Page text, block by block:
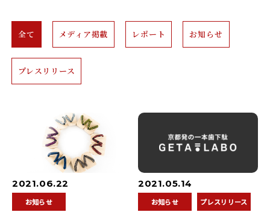
全て メディア掲載 レポート お知らせ
プレスリリース
2021.06.22
お知らせ
2021.05.14
お知らせ プレスリリース